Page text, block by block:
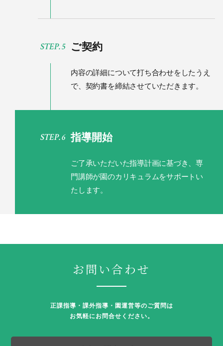
ご契約
内容の詳細について打ち合わせをしたうえ
で、 契約書を締結させていただきます。
指導開始
ご了承いただいた指導計画に基づき、専
門講師が園のカリキュラムをサポートい
たします。
お問い合わせ
正課指導・課外指導・園運営等のご質問は
お気軽にお問合せください。